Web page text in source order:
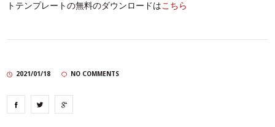
トテンプレートの無料のダウンロードはこちら
2021/01/18 NO COMMENTS